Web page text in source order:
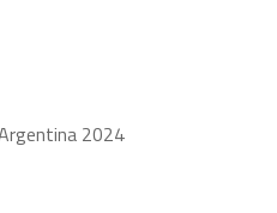
2024